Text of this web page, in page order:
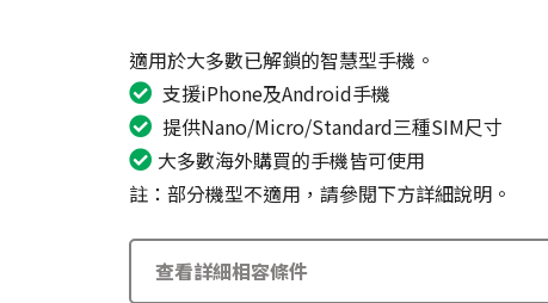
適用於大多數已解鎖的智慧型手機。
支援iPhone及Android手機
提供Nano/Micro/Standard三種SIM尺寸
大多數海外購買的手機皆可使用
註：部分機型不適用，請參閱下方詳細說明。
查看詳細相容條件